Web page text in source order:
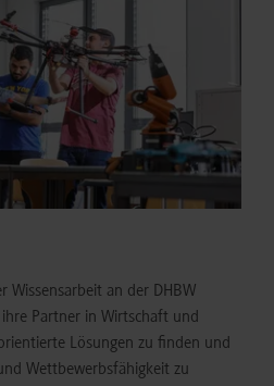
Wissensarbeit an der DHBW
Partner in Wirtschaft und
Lösungen zu finden und
Wettbewerbsfähigkeit zu